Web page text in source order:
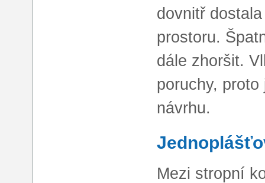
dovnitř
prostoru.
dále zhoršit.
poruchy,
návrhu.
Mezi stropní